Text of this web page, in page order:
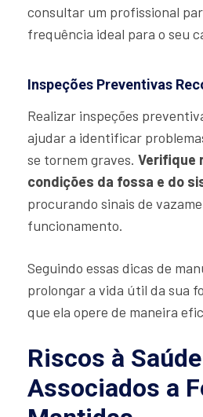
consultar um profissional
frequência ideal para o seu
Inspeções Preventivas
Realizar inspeções
ajudar a identificar
se tornem graves. Verifique
condições da fossa e do
procurando sinais de
funcionamento.
Seguindo essas dicas de
prolongar a vida útil da sua
que ela opere de maneira
Riscos à Saúde
Associados a